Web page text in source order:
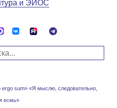
ergo sum» «Я мыслю, следовательно,
есмь»
и ЭИОС